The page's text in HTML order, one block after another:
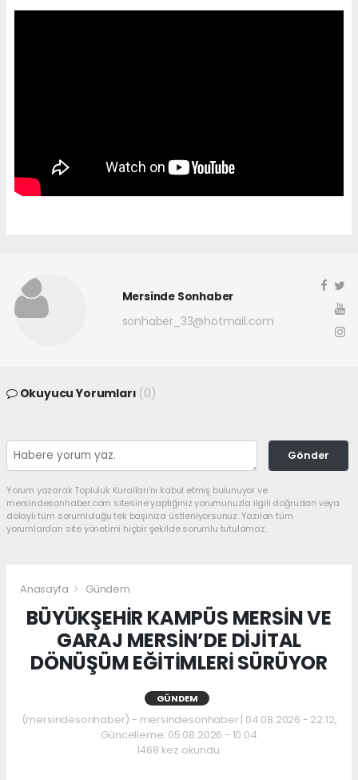
Mersinde Sonhaber
sonhaber_33@hotmail.com
Okuyucu Yorumları (0)
Gönder
Yorum yazarak Topluluk Kuralları’nı kabul etmiş bulunuyor ve
mersindesonhaber.com sitesine yaptığınız yorumunuzla ilgili doğrudan veya
dolaylı tüm sorumluluğu tek başınıza üstleniyorsunuz. Yazılan tüm
yorumlardan site yönetimi hiçbir şekilde sorumlu tutulamaz.
Anasayfa Gündem
BÜYÜKŞEHİR KAMPÜS MERSİN VE
GARAJ MERSİN’DE DİJİTAL
DÖNÜŞÜM EĞİTİMLERİ SÜRÜYOR
GÜNDEM
(mersindesonhaber) - mersindesonhaber | 04.08.2026 - 22:12,
Güncelleme: 05.08.2026 - 10:04
1468 kez okundu.